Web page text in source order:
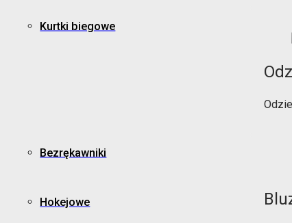
Kurtki biegowe
Bezrękawniki
Hokejowe